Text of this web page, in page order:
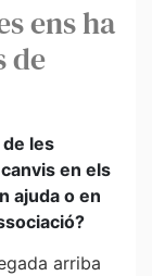
ens ha
de
les
en els
ajuda o en
arriba